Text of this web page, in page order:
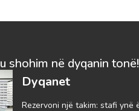
shohim në dyqanin tonë!
Dyqanet
Rezervoni një takim: stafi ynë